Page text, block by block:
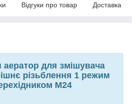
Відгуки про товар Доставка
аератор для змішувача
різьблення 1 режим
М24